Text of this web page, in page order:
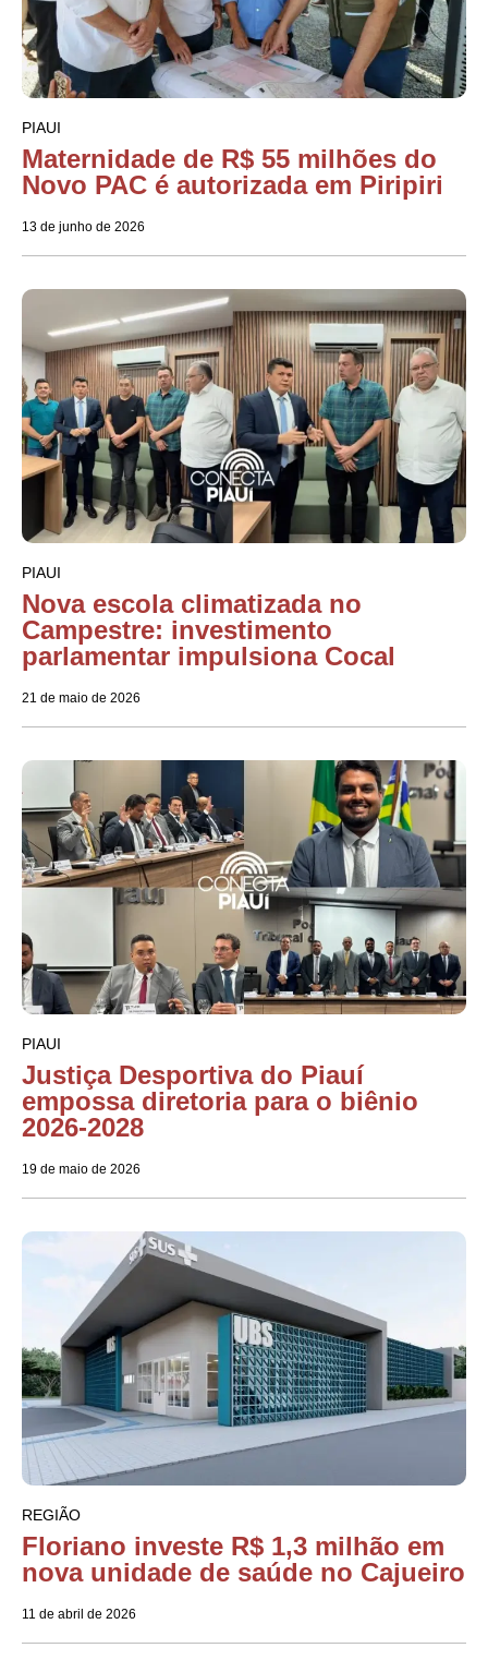
PIAUI
Maternidade de R$ 55 milhões do
Novo PAC é autorizada em Piripiri
13 de junho de 2026
PIAUI
Nova escola climatizada no
Campestre: investimento
parlamentar impulsiona Cocal
21 de maio de 2026
PIAUI
Justiça Desportiva do Piauí
empossa diretoria para o biênio
2026-2028
19 de maio de 2026
REGIÃO
Floriano investe R$ 1,3 milhão em
nova unidade de saúde no Cajueiro
11 de abril de 2026